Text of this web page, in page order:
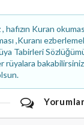
hafızın Kuran
,Kuranı
Tabirleri
bakabilirsiniz.
Yorumlar